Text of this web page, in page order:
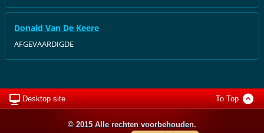
Donald Van De Keere
AFGEVAARDIGDE
Desktop site To Top
© 2015 Alle rechten voorbehouden.